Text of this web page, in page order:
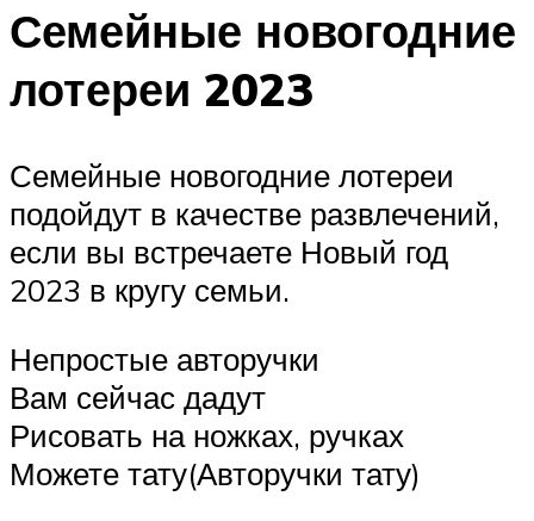
Семейные новогодние
лотереи 2023
Семейные новогодние лотереи
подойдут в качестве развлечений,
если вы встречаете Новый год
2023 в кругу семьи.
Непростые авторучки
Вам сейчас дадут
Рисовать на ножках, ручках
Можете тату(Авторучки тату)